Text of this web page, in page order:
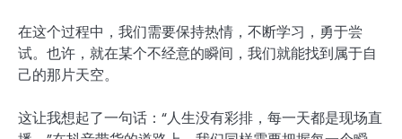
在这个过程中，我们需要保持热情，不断学习，勇于尝
试。也许，就在某个不经意的瞬间，我们就能找到属于自
己的那片天空。
这让我想起了一句话：“人生没有彩排，每一天都是现场直